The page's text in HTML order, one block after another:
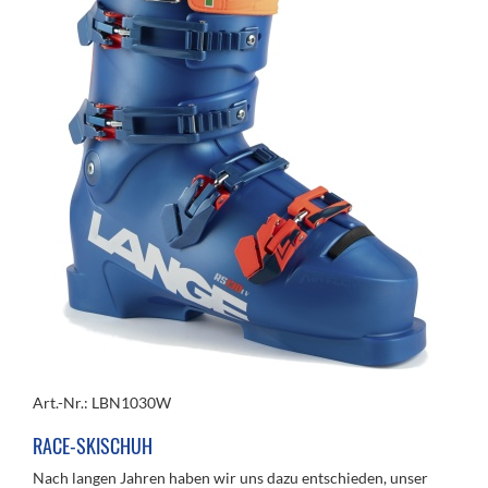
Art.-Nr.: LBN1030W
RACE-SKISCHUH
Nach langen Jahren haben wir uns dazu entschieden, unser